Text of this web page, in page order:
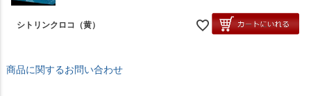
シトリンクロコ（黄）
商品に関するお問い合わせ